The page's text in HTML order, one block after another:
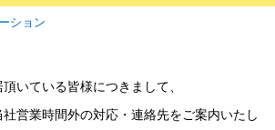
ション
いている皆様につきまして、
営業時間外の対応・連絡先をご案内いたし